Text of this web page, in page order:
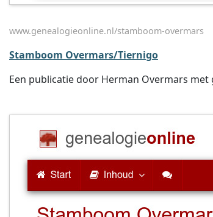
www.genealogieonline.nl/stamboom-overmars
Stamboom Overmars/Tiernigo
Een publicatie door Herman Overmars